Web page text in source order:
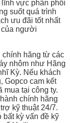
vực phân phối
suốt quá trình
ưu đãi tốt nhất
của người
chính hãng từ các
nhôm như Hãng
Kỳ. Nếu khách
Gopco cam kết
mua tại công ty.
chính hãng
kỹ thuật 24/7.
bất kỳ vấn đề kỹ